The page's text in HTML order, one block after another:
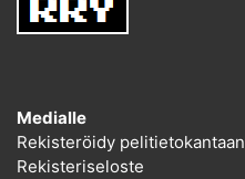
Medialle
Rekisteröidy pelitietokantaan
Rekisteriseloste